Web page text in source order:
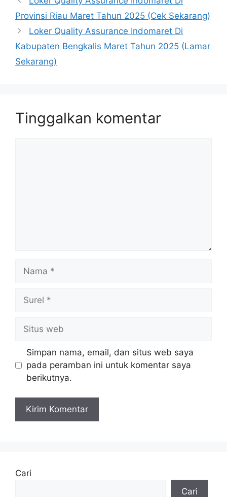
Provinsi Riau Maret Tahun 2025 (Cek Sekarang)
Loker Quality Assurance Indomaret Di
Kabupaten Bengkalis Maret Tahun 2025 (Lamar
Sekarang)
Tinggalkan komentar
Nama
Surel
Situs
web
Simpan nama, email, dan situs web saya
pada peramban ini untuk komentar saya
berikutnya.
Cari
Cari